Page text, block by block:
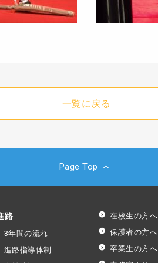
一覧に戻る
Page Top
路
3年間の流れ
進路指導体制
在校生の方へ
保護者の方へ
卒業生の方へ